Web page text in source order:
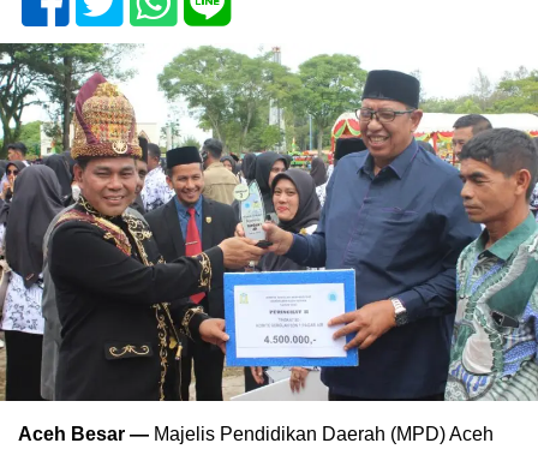
Aceh Besar — Majelis Pendidikan Daerah (MPD) Aceh